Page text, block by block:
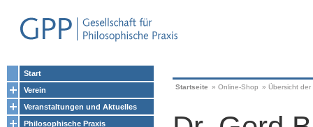
Start
Verein
Veranstaltungen und Aktuelles
Philosophische Praxis
Startseite » Online-Shop » Übersicht